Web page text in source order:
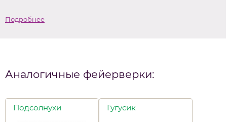
Подробнее
Аналогичные фейерверки:
Подсолнухи Гугусик